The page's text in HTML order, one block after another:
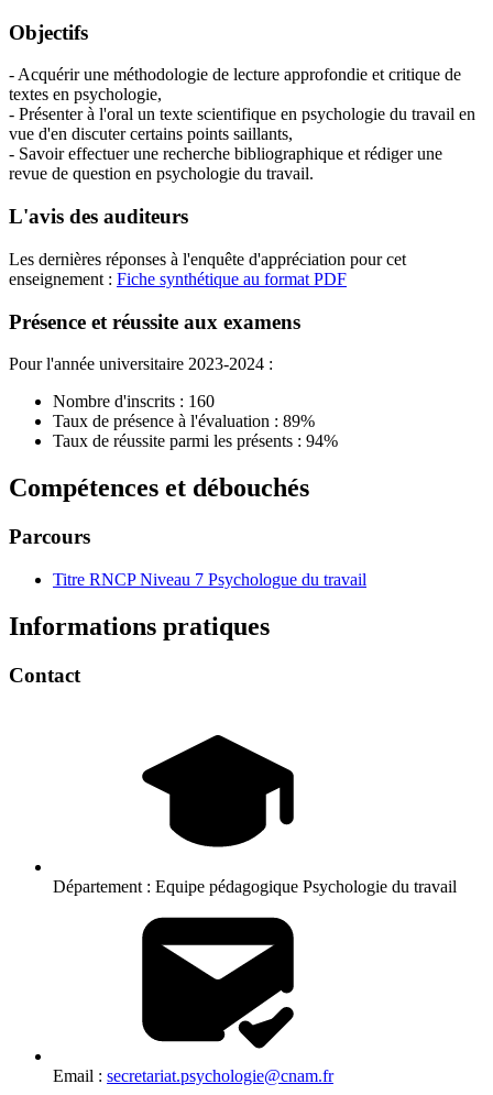
Objectifs
- Acquérir une méthodologie de lecture approfondie et critique de
textes en psychologie,
- Présenter à l'oral un texte scientifique en psychologie du travail en
vue d'en discuter certains points saillants,
- Savoir effectuer une recherche bibliographique et rédiger une
revue de question en psychologie du travail.
L'avis des auditeurs
Les dernières réponses à l'enquête d'appréciation pour cet
enseignement : Fiche synthétique au format PDF
Présence et réussite aux examens
Pour l'année universitaire 2023-2024 :
Nombre d'inscrits : 160
Taux de présence à l'évaluation : 89%
Taux de réussite parmi les présents : 94%
Compétences et débouchés
Parcours
Titre RNCP Niveau 7 Psychologue du travail
Informations pratiques
Contact
Département : Equipe pédagogique Psychologie du travail
Email : secretariat.psychologie@cnam.fr